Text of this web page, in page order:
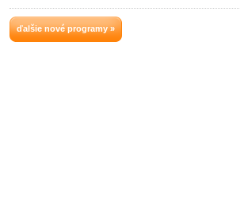
ďalšie nové programy »